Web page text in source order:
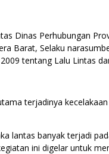
Dinas Perhubungan
Barat, Selaku
tentang Lalu Lintas
terjadinya
lantas banyak terjadi
ini digelar untuk